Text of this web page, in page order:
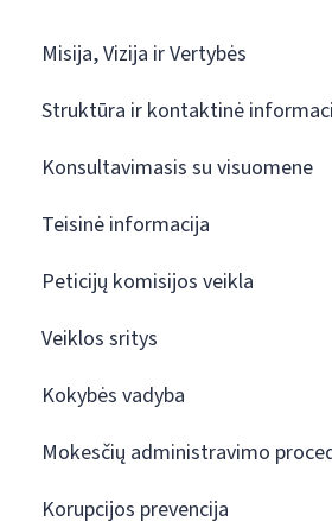
Misija, Vizija ir Vertybės
Struktūra ir kontaktinė
Konsultavimasis su visuomene
Teisinė informacija
Peticijų komisijos veikla
Veiklos sritys
Kokybės vadyba
Mokesčių administravimo
Korupcijos prevencija